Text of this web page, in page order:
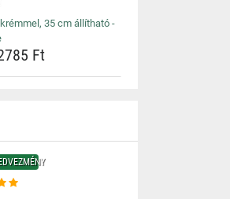
35 cm állítható -
Ft